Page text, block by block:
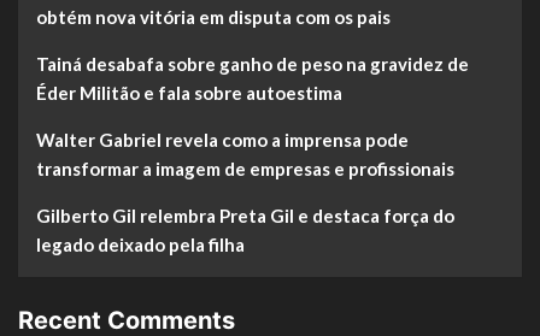
obtém nova vitória em disputa com os pais
Tainá desabafa sobre ganho de peso na gravidez de
Éder Militão e fala sobre autoestima
Walter Gabriel revela como a imprensa pode
transformar a imagem de empresas e profissionais
Gilberto Gil relembra Preta Gil e destaca força do
legado deixado pela filha
Recent Comments